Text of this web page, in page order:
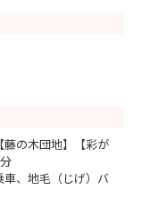
藤の木団地】【彩が
車、地毛（じげ）バ